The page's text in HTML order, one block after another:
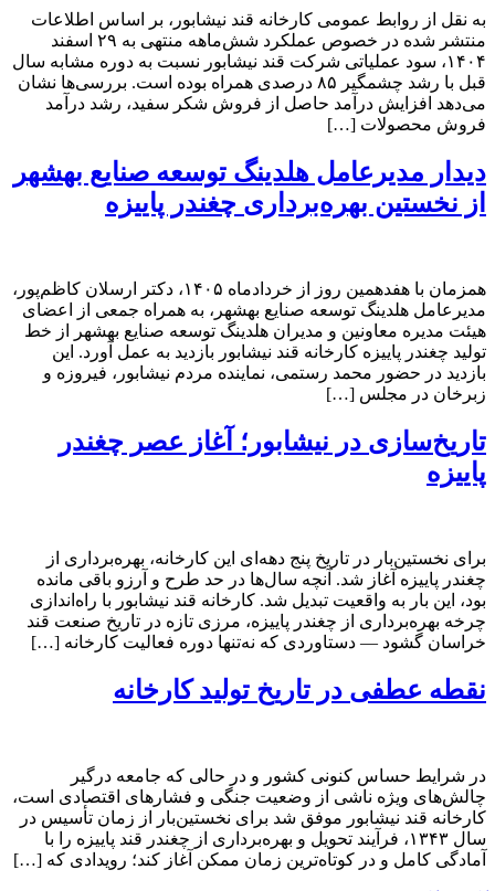
به نقل از روابط عمومی کارخانه قند نیشابور، بر اساس اطلاعات
منتشر شده در خصوص عملکرد شش‌ماهه منتهی به ۲۹ اسفند
۱۴۰۴، سود عملیاتی شرکت قند نیشابور نسبت به دوره مشابه سال
قبل با رشد چشمگیر ۸۵ درصدی همراه بوده است. بررسی‌ها نشان
می‌دهد افزایش درآمد حاصل از فروش شکر سفید، رشد درآمد
فروش محصولات […]
دیدار مدیرعامل هلدینگ توسعه صنایع بهشهر
از نخستین بهره‌برداری چغندر پاییزه
همزمان با هفدهمین روز از خردادماه ۱۴۰۵، دکتر ارسلان کاظم‌پور،
مدیرعامل هلدینگ توسعه صنایع بهشهر، به همراه جمعی از اعضای
هیئت مدیره معاونین و مدیران هلدینگ توسعه صنایع بهشهر از خط
تولید چغندر پاییزه کارخانه قند نیشابور بازدید به عمل آورد. این
بازدید در حضور محمد رستمی، نماینده مردم نیشابور، فیروزه و
زبرخان در مجلس […]
تاریخ‌سازی در نیشابور؛ آغاز عصر چغندر
پاییزه
برای نخستین‌بار در تاریخ پنج دهه‌ای این کارخانه، بهره‌برداری از
چغندر پاییزه آغاز شد. آنچه سال‌ها در حد طرح و آرزو باقی مانده
بود، این بار به واقعیت تبدیل شد. کارخانه قند نیشابور با راه‌اندازی
چرخه بهره‌برداری از چغندر پاییزه، مرزی تازه در تاریخ صنعت قند
خراسان گشود — دستاوردی که نه‌تنها دوره فعالیت کارخانه […]
نقطه عطفی در تاریخ تولید کارخانه
در شرایط حساس کنونی کشور و در حالی که جامعه درگیر
چالش‌های ویژه ناشی از وضعیت جنگی و فشارهای اقتصادی است،
کارخانه قند نیشابور موفق شد برای نخستین‌بار از زمان تأسیس در
سال ۱۳۴۳، فرآیند تحویل و بهره‌برداری از چغندر قند پاییزه را با
آمادگی کامل و در کوتاه‌ترین زمان ممکن آغاز کند؛ رویدادی که […]